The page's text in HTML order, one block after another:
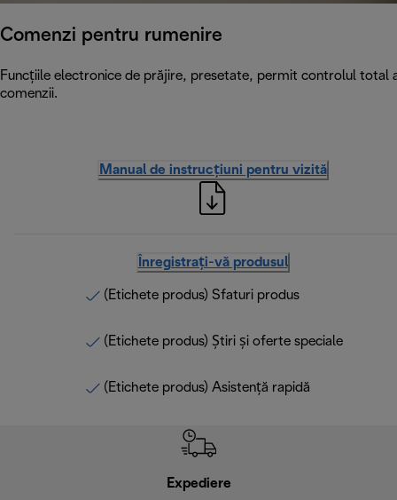
Comenzi pentru rumenire
Funcțiile electronice de prăjire, presetate, permit controlul total
comenzii.
Manual de instrucțiuni pentru vizită
Înregistrați-vă produsul
(Etichete produs) Sfaturi produs
(Etichete produs) Știri și oferte speciale
(Etichete produs) Asistență rapidă
Expediere